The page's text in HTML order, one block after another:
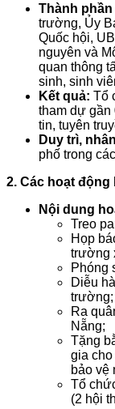
Thành
trường, Ủy
Quốc hội,
nguyên và
quan thông
sinh, sinh
Kết quả: Tổ
tham dự gần
tin, tuyên
Duy trì,
phố trong
2. Các hoạt động
Nội dung
Treo
Họp
trường
Phóng
Diễu
trường;
Ra
Nẵng;
Tặng
gia
bảo vệ
Tổ
(2 hội